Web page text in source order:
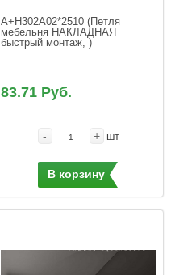
A+H302A02*2510 (Петля
мебельня НАКЛАДНАЯ
быстрый монтаж, )
83.71 Руб.
- + шт
В корзину